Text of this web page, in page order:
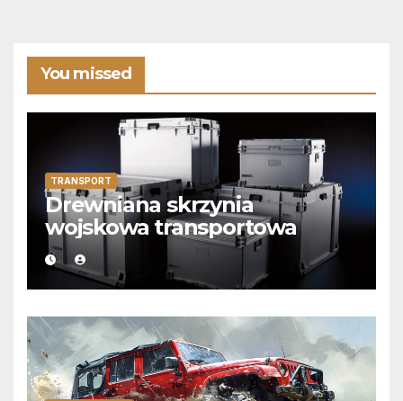
You missed
TRANSPORT
Drewniana skrzynia
wojskowa transportowa